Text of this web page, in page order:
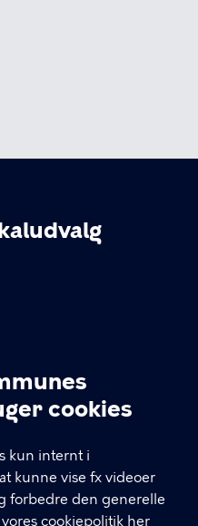
cookies
kun internt i
kunne vise fx videoer
forbedre den generelle
cookiepolitik her